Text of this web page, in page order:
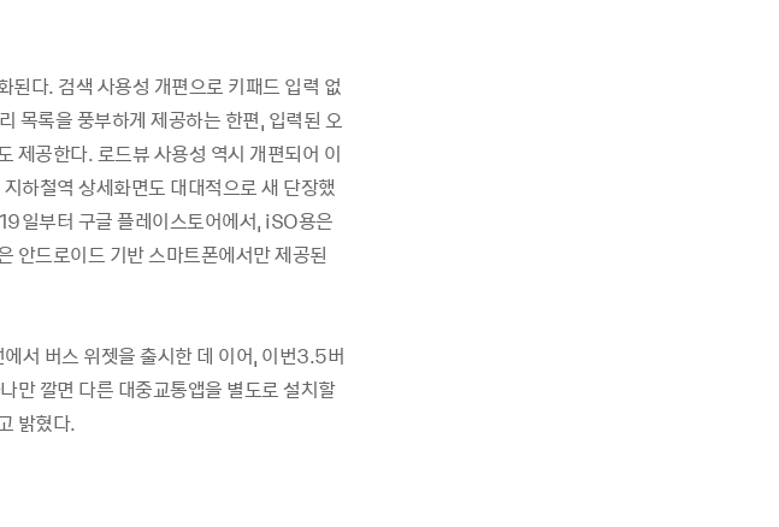
다. 검색 사용성 개편으로 키패드 입력 없
목록을 풍부하게 제공하는 한편, 입력된 오
제공한다. 로드뷰 사용성 역시 개편되어 이
하철역 상세화면도 대대적으로 새 단장했
일부터 구글 플레이스토어에서, iSO용은
안드로이드 기반 스마트폰에서만 제공된
서 버스 위젯을 출시한 데 이어, 이번3.5버
만 깔면 다른 대중교통앱을 별도로 설치할
밝혔다.